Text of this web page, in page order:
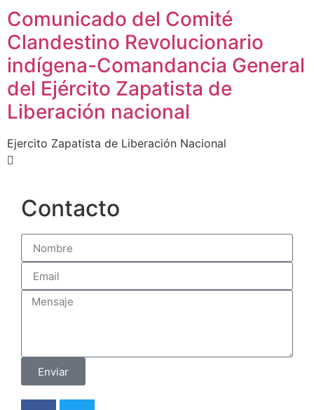
Comunicado del Comité
Clandestino Revolucionario
indígena-Comandancia General
del Ejército Zapatista de
Liberación nacional
Ejercito Zapatista de Liberación Nacional
Contacto
Enviar